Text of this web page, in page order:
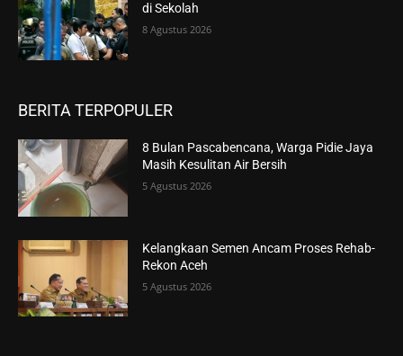
di Sekolah
8 Agustus 2026
BERITA TERPOPULER
8 Bulan Pascabencana, Warga Pidie Jaya
Masih Kesulitan Air Bersih
5 Agustus 2026
Kelangkaan Semen Ancam Proses Rehab-
Rekon Aceh
5 Agustus 2026